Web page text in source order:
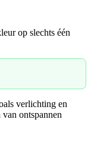
op slechts één
verlichting en
ontspannen